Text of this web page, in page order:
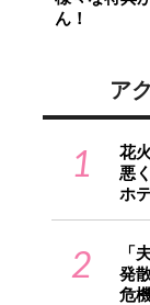
ん！
ア
1
花
悪
ホ
2
「
発
危